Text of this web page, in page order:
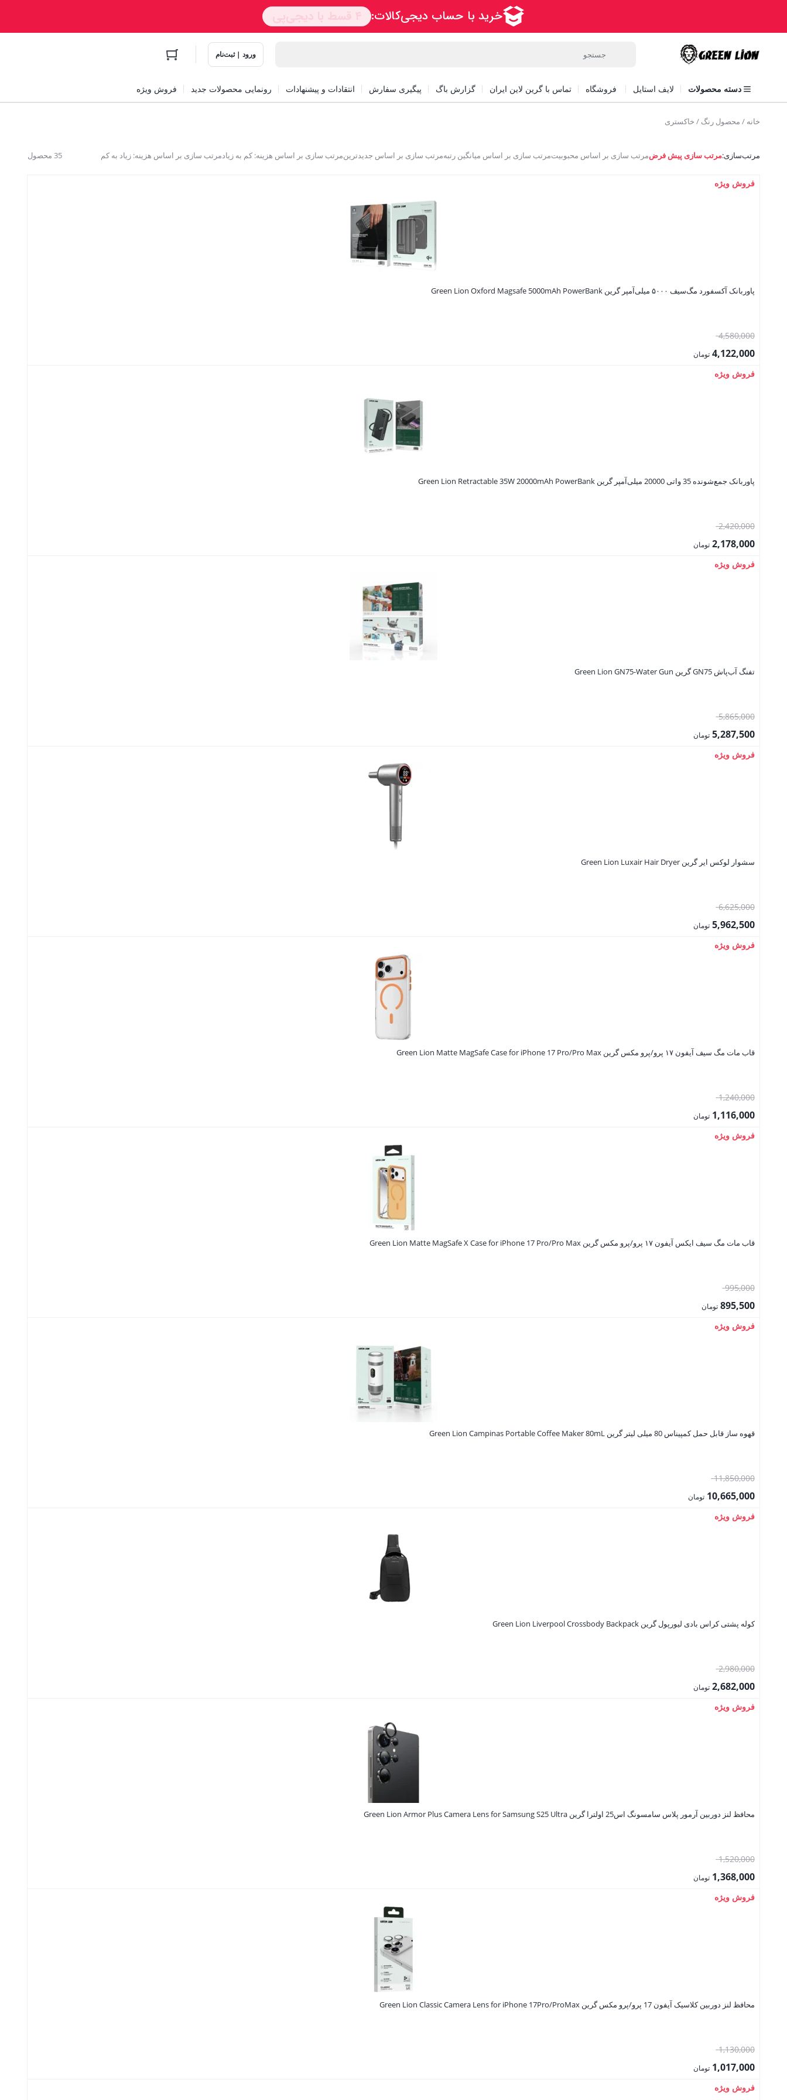
ورود | ثبت‌نام
دسته محصولات لایف استایل فروشگاه تماس با گرین لاین ایران گزارش باگ پیگیری سفارش انتقادات و پیشنهادات رونمایی محصولات جدید فروش ویژه
خانه / محصول رنگ / خاکستری
35 محصول مرتب‌سازی:مرتب سازی پیش فرضمرتب سازی بر اساس محبوبیتمرتب سازی بر اساس میانگین رتبهمرتب سازی بر اساس جدیدترینمرتب سازی بر اساس هزینه: کم به زیادمرتب سازی بر اساس هزینه: زیاد به کم
فروش ویژه
پاوربانک آکسفورد مگ‌سیف ۵۰۰۰ میلی‌آمپر گرین Green Lion Oxford Magsafe 5000mAh PowerBank
4,580,000قیمت
اصلی:4,122,000 تومان
قیمت
فروش ویژه
پاوربانک جمع‌شونده 35 واتی 20000 میلی‌آمپر گرین Green Lion Retractable 35W 20000mAh PowerBank
2,420,000قیمت
اصلی:2,178,000 تومان
قیمت
فروش ویژه
تفنگ آب‌پاش GN75 گرین Green Lion GN75-Water Gun
5,865,000قیمت
اصلی:5,287,500 تومان
قیمت
فروش ویژه
سشوار لوکس ایر گرین Green Lion Luxair Hair Dryer
6,625,000قیمت
اصلی:5,962,500 تومان
قیمت
فروش ویژه
قاب مات مگ سیف آیفون ۱۷ پرو/پرو مکس گرین Green Lion Matte MagSafe Case for iPhone 17 Pro/Pro Max
1,240,000قیمت
اصلی:1,116,000 تومان
قیمت
فروش ویژه
قاب مات مگ سیف ایکس آیفون ۱۷ پرو/پرو مکس گرین Green Lion Matte MagSafe X Case for iPhone 17 Pro/Pro Max
995,000قیمت
اصلی:895,500 تومان
قیمت
فروش ویژه
قهوه ساز قابل حمل کمپیناس 80 میلی لیتر گرین Green Lion Campinas Portable Coffee Maker 80mL
11,850,000قیمت
اصلی:10,665,000 تومان
قیمت
فروش ویژه
کوله پشتی کراس بادی لیورپول گرین Green Lion Liverpool Crossbody Backpack
2,980,000قیمت
اصلی:2,682,000 تومان
قیمت
فروش ویژه
محافظ لنز دوربین آرمور پلاس سامسونگ اس25 اولترا گرین Green Lion Armor Plus Camera Lens for Samsung S25 Ultra
1,520,000قیمت
اصلی:1,368,000 تومان
قیمت
فروش ویژه
محافظ لنز دوربین کلاسیک آیفون 17 پرو/پرو مکس گرین Green Lion Classic Camera Lens for iPhone 17Pro/ProMax
1,130,000قیمت
اصلی:1,017,000 تومان
قیمت
فروش ویژه